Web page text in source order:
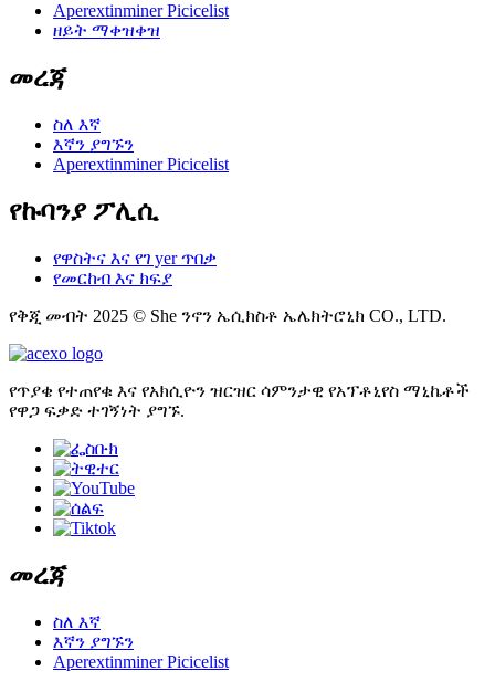
Aperextinminer Picicelist
ዘይት ማቀዝቀዝ
መረጃ
ስለ እኛ
እኛን ያግኙን
Aperextinminer Picicelist
የኩባንያ ፖሊሲ
የዋስትና እና የገ yer ጥበቃ
የመርከብ እና ክፍያ
የቅጂ መብት 2025 © She ንኖን ኤሲክስቶ ኤሌክትሮኒክ CO., LTD.
የጥያቄ የተጠየቁ እና የአክሲዮን ዝርዝር ሳምንታዊ የአፕቶኒየስ ማኒኬቶች
የዋጋ ፍቃድ ተገኝነት ያግኙ.
መረጃ
ስለ እኛ
እኛን ያግኙን
Aperextinminer Picicelist